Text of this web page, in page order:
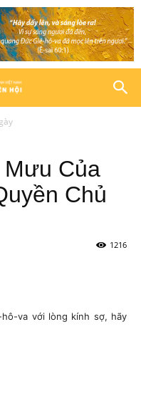
Của
Chủ
1216
va với lòng kính sợ, hãy